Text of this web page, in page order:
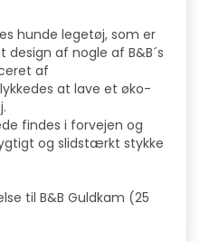
hunde legetøj, som er
af nogle af B&B´s
af
at lave et øko-
findes i forvejen og
og slidstærkt stykke
til B&B Guldkam (25